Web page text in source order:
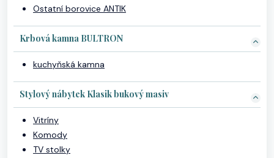
Ostatní borovice ANTIK
Krbová kamna BULTRON
kuchyňská kamna
Stylový nábytek Klasik bukový masiv
Vitríny
Komody
TV stolky